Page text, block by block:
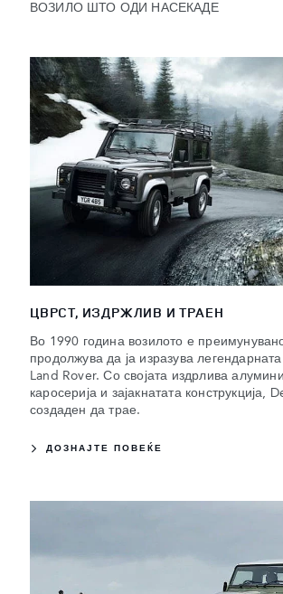
ВОЗИЛО ШТО ОДИ НАСЕКАДЕ
ЦВРСТ, ИЗДРЖЛИВ И ТРАЕН
Во 1990 година возилото е
продолжува да ја изразува
Land Rover. Со својата издрлива
каросерија и зајакнатата конструкција,
создаден да трае.
ДОЗНАЈТЕ ПОВЕЌЕ